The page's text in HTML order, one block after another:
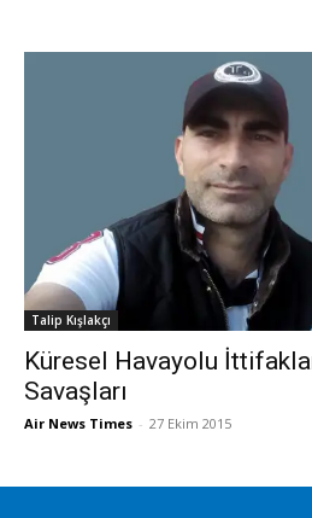
Talip Kışlakçı
Küresel Havayolu
Savaşları
Air News Times - 27 Ekim 2015